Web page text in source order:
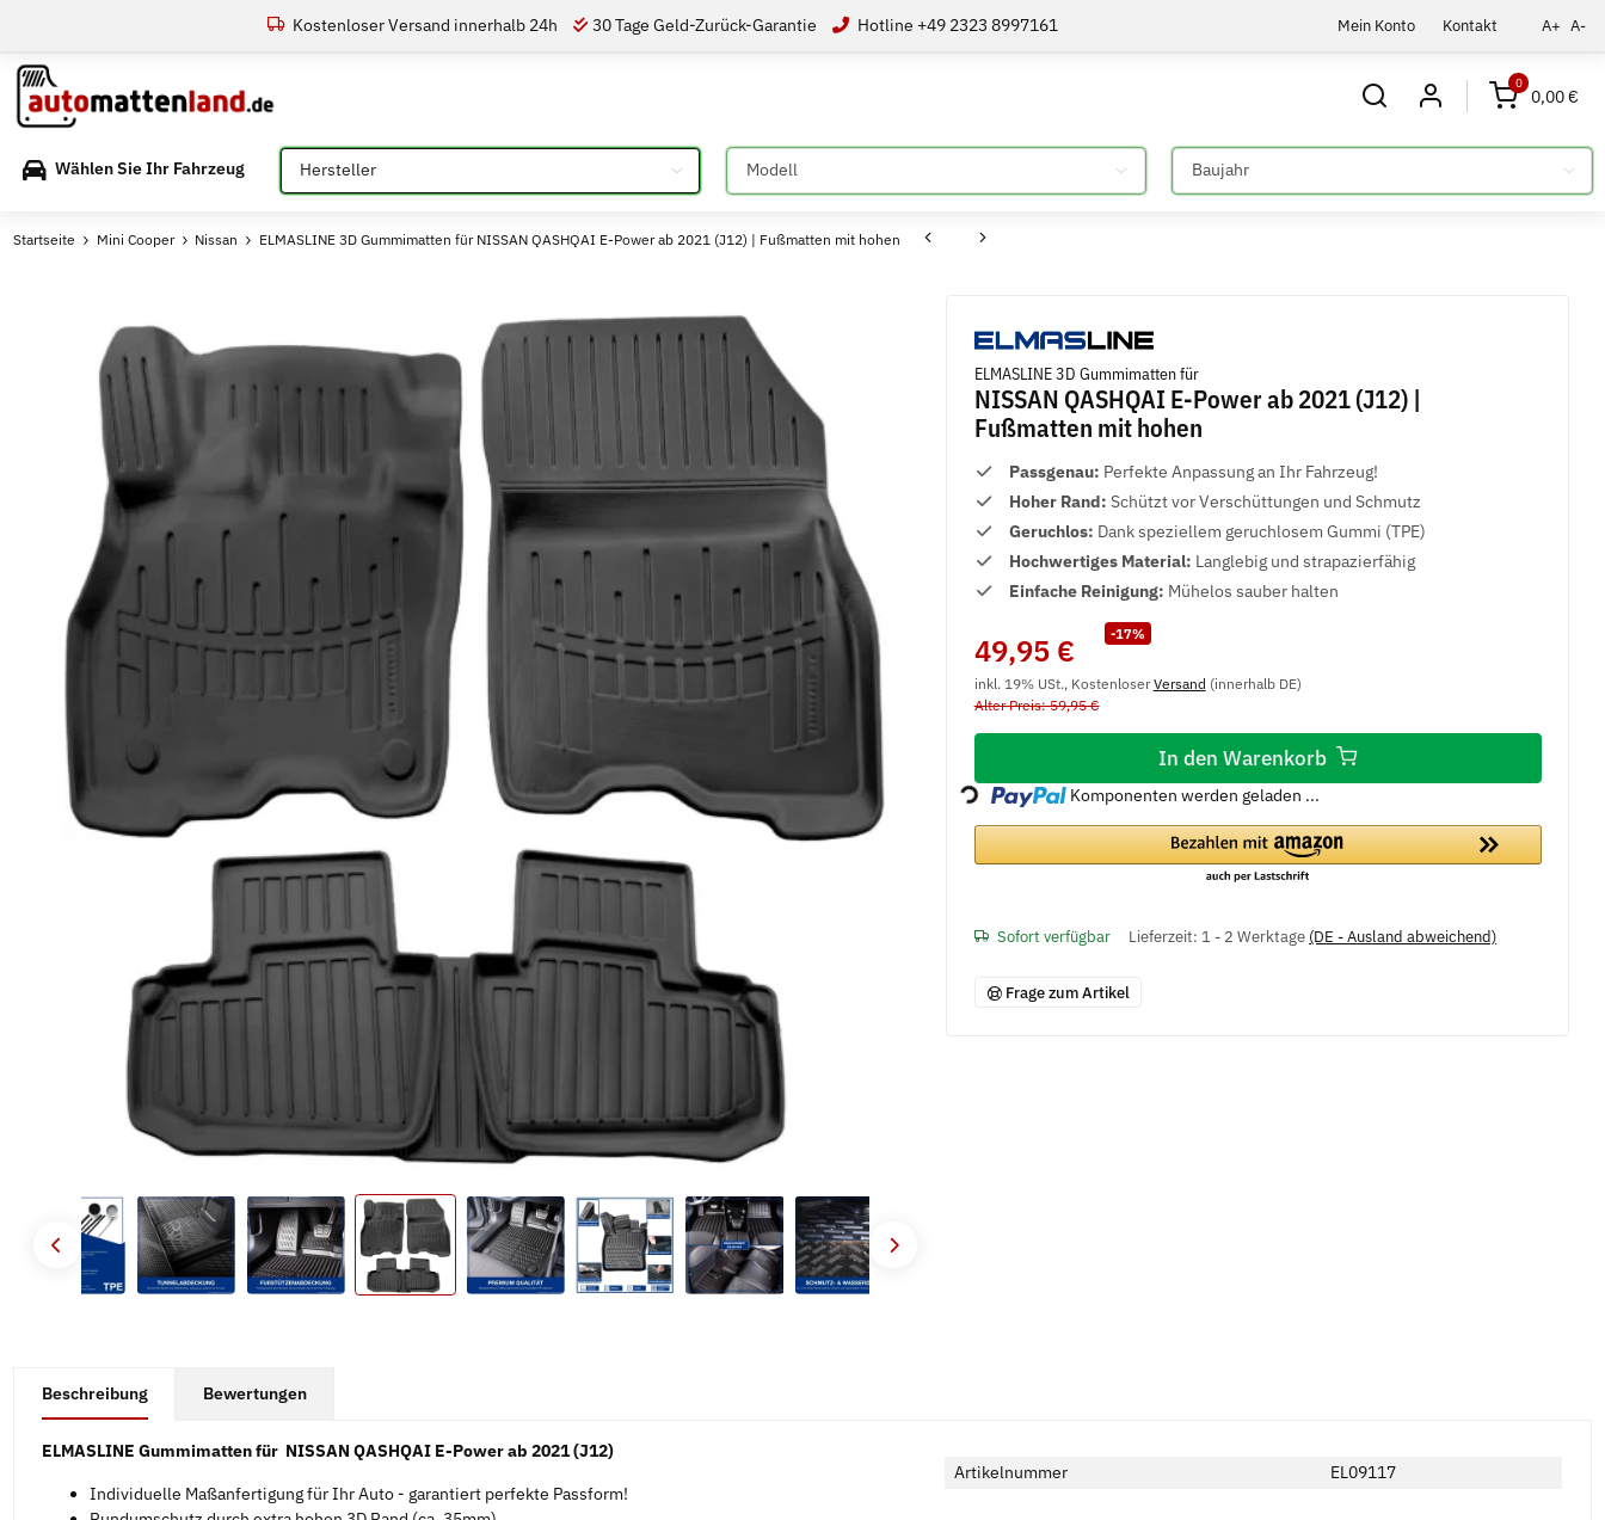
Mein Konto Kontakt A+ A-
Kostenloser Versand innerhalb 24h 30 Tage Geld-Zurück-Garantie Hotline +49 2323 8997161
0
0,00 €
Wählen Sie Ihr Fahrzeug Bitte auswählen Bitte auswählen Bitte auswählen
Startseite Mini Cooper Nissan ELMASLINE 3D Gummimatten für NISSAN QASHQAI E-Power ab 2021 (J12) | Fußmatten mit hohen
ELMASLINE 3D Gummimatten für
NISSAN QASHQAI E-Power ab 2021 (J12) |
Fußmatten mit hohen
Passgenau: Perfekte Anpassung an Ihr Fahrzeug!
Hoher Rand: Schützt vor Verschüttungen und Schmutz
Geruchlos: Dank speziellem geruchlosem Gummi (TPE)
Hochwertiges Material: Langlebig und strapazierfähig
Einfache Reinigung: Mühelos sauber halten
-17%
49,95 €
inkl. 19% USt., KostenloserVersand (innerhalb DE)
Alter Preis: 59,95 €
In den Warenkorb
Loading... Komponenten werden geladen ...
Sofort verfügbar Lieferzeit: 1 - 2 Werktage (DE - Ausland abweichend)
Frage zum Artikel
Beschreibung Bewertungen
ELMASLINE Gummimatten für NISSAN QASHQAI E-Power ab 2021 (J12)
Individuelle Maßanfertigung für Ihr Auto - garantiert perfekte Passform!
Artikelnummer EL09117